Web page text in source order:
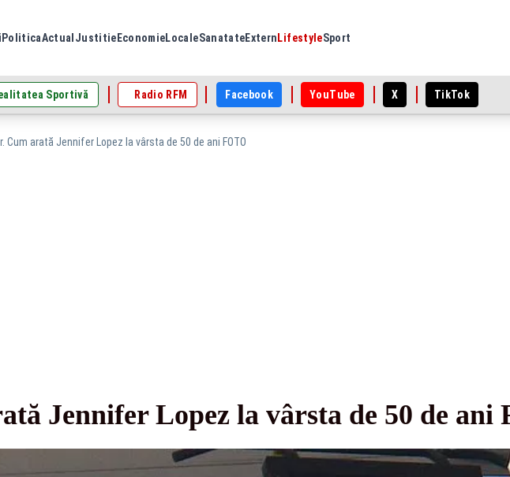
PoliticaActual Justitie EconomieLocaleSanatateExtern LifestyleSport
Sportivă Radio RFM Facebook YouTube X TikTok
Cum arată Jennifer Lopez la vârsta de 50 de ani FOTO
Jennifer Lopez la vârsta de 50 de ani